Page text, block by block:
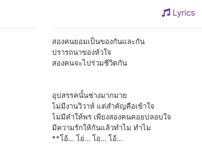
Lyrics
สองคนยอมเป็นของกันและกัน
ปรารถนาของหัวใจ
สองคนจะไปร่วมชีวิตกัน
อุปสรรคนั้นช่างมากมาย
ไม่มีงานวิวาห์ แต่สำคัญคือเข้าใจ
ไม่มีคำให้พร เพียงสองคนคอยปลอบใจ
มีความรักให้กันแล้วทำไม ทำไม
**โอ้... โอ่... โอ... โอ้...